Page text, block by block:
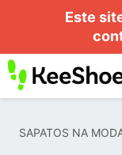
Este
SAPATOS NA